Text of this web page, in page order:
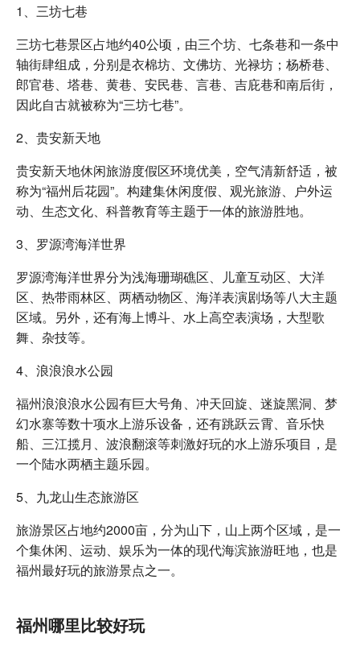
1、三坊七巷
三坊七巷景区占地约40公顷，由三个坊、七条巷和一条中
轴街肆组成，分别是衣棉坊、文佛坊、光禄坊；杨桥巷、
郎官巷、塔巷、黄巷、安民巷、言巷、吉庇巷和南后街，
因此自古就被称为“三坊七巷”。
2、贵安新天地
贵安新天地休闲旅游度假区环境优美，空气清新舒适，被
称为“福州后花园”。构建集休闲度假、观光旅游、户外运
动、生态文化、科普教育等主题于一体的旅游胜地。
3、罗源湾海洋世界
罗源湾海洋世界分为浅海珊瑚礁区、儿童互动区、大洋
区、热带雨林区、两栖动物区、海洋表演剧场等八大主题
区域。另外，还有海上博斗、水上高空表演场，大型歌
舞、杂技等。
4、浪浪浪水公园
福州浪浪浪水公园有巨大号角、冲天回旋、迷旋黑洞、梦
幻水寨等数十项水上游乐设备，还有跳跃云霄、音乐快
船、三江揽月、波浪翻滚等刺激好玩的水上游乐项目，是
一个陆水两栖主题乐园。
5、九龙山生态旅游区
旅游景区占地约2000亩，分为山下，山上两个区域，是一
个集休闲、运动、娱乐为一体的现代海滨旅游旺地，也是
福州最好玩的旅游景点之一。
福州哪里比较好玩